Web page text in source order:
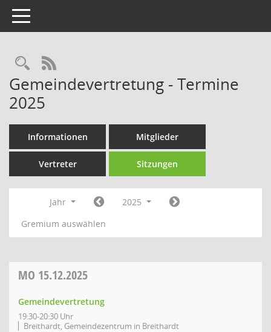
Toggle navigation
Rechercheauswahl
RSS-Feed
Gemeindevertretung - Termine
2025
Informationen Mitglieder
Vertreter Sitzungen
Jahr
2025
Gremium auswählen
MO 15.12.2025
Gemeindevertretung
19:30-20:30 Uhr
Breithardt, Gemeindezentrum in Breithardt